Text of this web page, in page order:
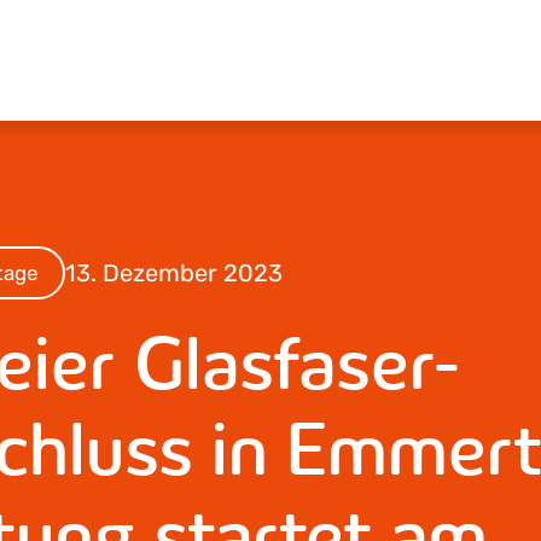
13. Dezember 2023
Glasfaser-
in